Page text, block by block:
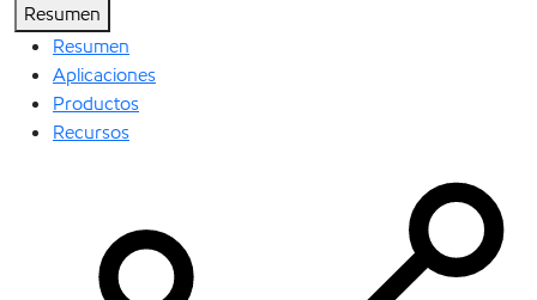
Resumen
Resumen
Aplicaciones
Productos
Recursos